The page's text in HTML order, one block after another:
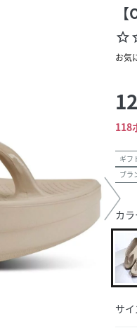
star_border
お気
118
ギフ
ブラ
カラ
サ